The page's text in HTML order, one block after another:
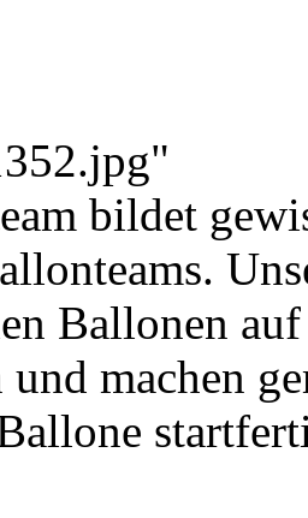
bildet
Ballonen
und machen